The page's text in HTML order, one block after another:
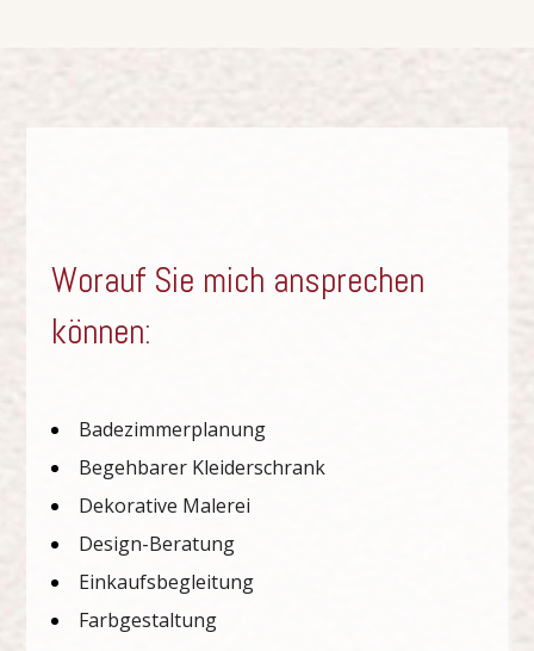
Worauf Sie mich ansprechen
können:
Badezimmerplanung
Begehbarer Kleiderschrank
Dekorative Malerei
Design-Beratung
Einkaufsbegleitung
Farbgestaltung